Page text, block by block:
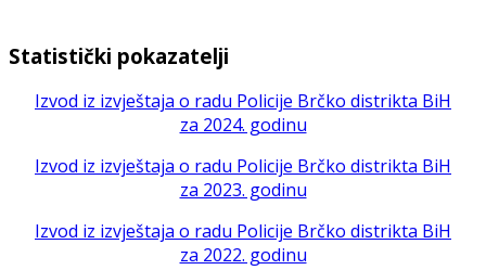
Statistički pokazatelji
Izvod iz izvještaja o radu Policije Brčko distrikta BiH
za 2024. godinu
Izvod iz izvještaja o radu Policije Brčko distrikta BiH
za 2023. godinu
Izvod iz izvještaja o radu Policije Brčko distrikta BiH
za 2022. godinu